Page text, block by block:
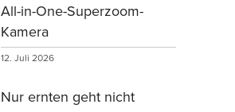
All-in-One-Superzoom-
Kamera
12. Juli 2026
Nur ernten geht nicht